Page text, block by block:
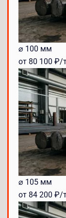
⌀ 100 мм
от 80 100 ₽/
⌀ 105 мм
от 84 200 ₽/